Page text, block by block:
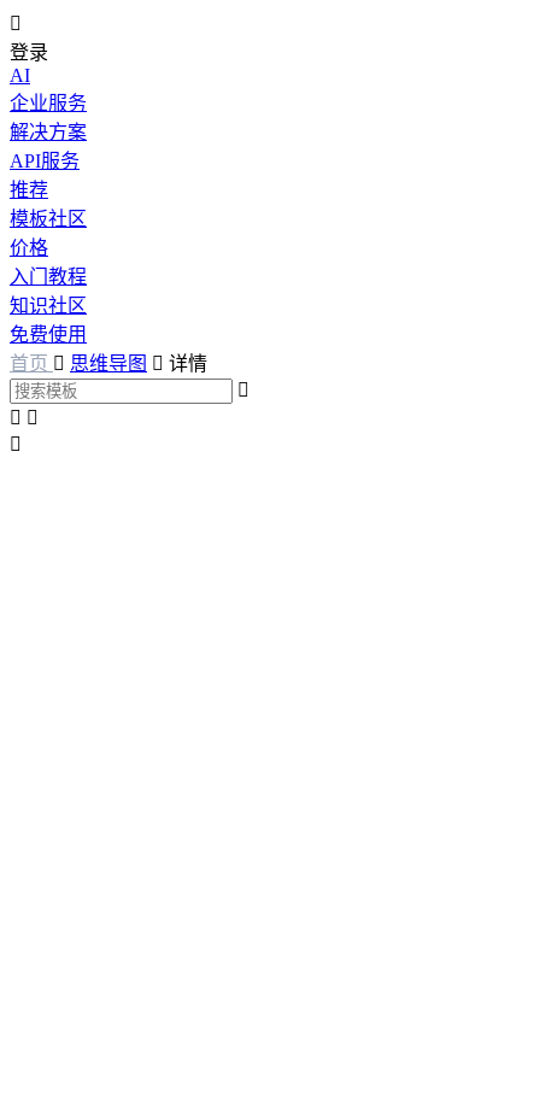

登录
AI
企业服务
解决方案
API服务
推荐
模板社区
价格
入门教程
知识社区
免费使用
首页  思维导图  详情

 
